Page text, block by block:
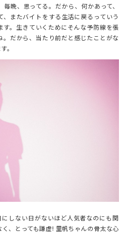
晩、思ってる。だから、何かあって、
またバイトをする生活に戻るっていう
す。生きていくためにそんな予防線を張
。だから、当たり前だと感じたことがな
。
しない日がないほど人気者なのにも関
、とっても謙虚! 里帆ちゃんの骨太な心